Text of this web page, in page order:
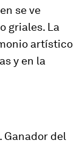
se ve
griales. La
artístico
y en la
Ganador del